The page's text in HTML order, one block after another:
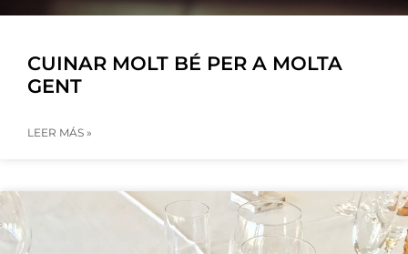
CUINAR MOLT BÉ PER A MOLTA
GENT
LEER MÁS »